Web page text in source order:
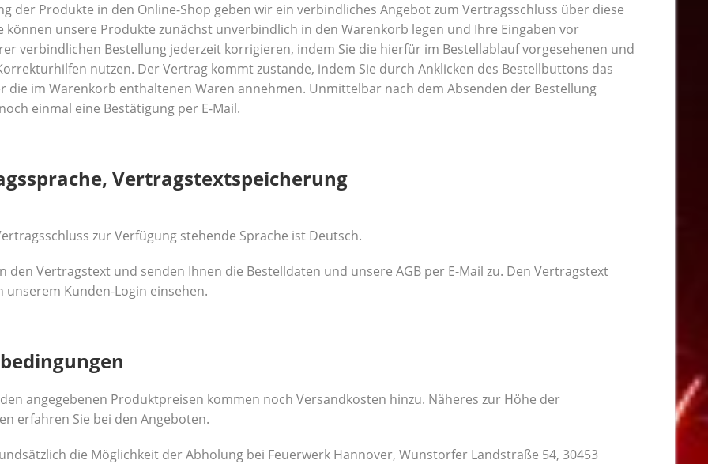
der Produkte in den Online-Shop geben wir ein verbindliches Angebot zum Vertragsschluss über diese
können unsere Produkte zunächst unverbindlich in den Warenkorb legen und Ihre Eingaben vor
verbindlichen Bestellung jederzeit korrigieren, indem Sie die hierfür im Bestellablauf vorgesehenen und
nutzen. Der Vertrag kommt zustande, indem Sie durch Anklicken des Bestellbuttons das
die im Warenkorb enthaltenen Waren annehmen. Unmittelbar nach dem Absenden der Bestellung
einmal eine Bestätigung per E-Mail.
Vertragstextspeicherung
zur Verfügung stehende Sprache ist Deutsch.
den Vertragstext und senden Ihnen die Bestelldaten und unsere AGB per E-Mail zu. Den Vertragstext
unserem Kunden-Login einsehen.
angegebenen Produktpreisen kommen noch Versandkosten hinzu. Näheres zur Höhe der
erfahren Sie bei den Angeboten.
die Möglichkeit der Abholung bei Feuerwerk Hannover, Wunstorfer Landstraße 54, 30453